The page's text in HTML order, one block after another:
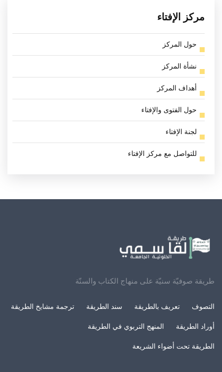
مركز الإفتاء
حول المركز
نشأة المركز
أهداف المركز
حول الفتوى والإفتاء
لجنة الإفتاء
للتواصل مع مركز الإفتاء
طريقة صوفيّة سنيّة على منهاج الكتاب والسنّة
التصوف تعريف بالطريقة سند الطريقة ترجمة مشايخ الطريقة
أوراد الطريقة المنهج التربوي في الطريقة
الطريقة تحت أضواء الشريعة